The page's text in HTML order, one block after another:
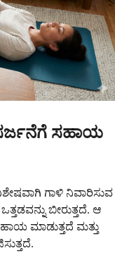
ಸಹಾಯ
ಗಾಳಿ ನಿವಾರಿಸುವ
ಬೀರುತ್ತದೆ. ಆ
ಮಾಡುತ್ತದೆ ಮತ್ತು